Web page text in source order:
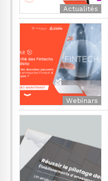
Actualités
Webinars